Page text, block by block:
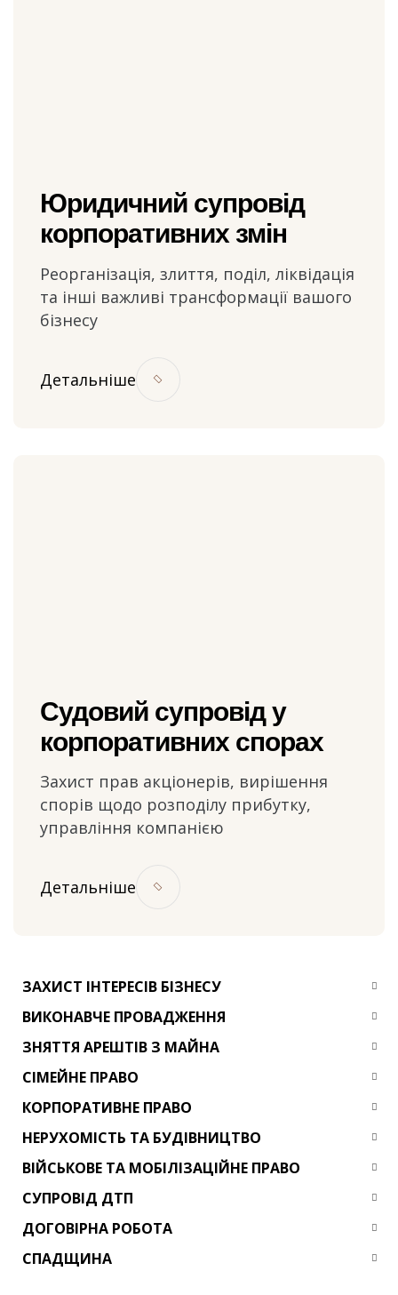
Юридичний супровід
корпоративних змін
Реорганізація, злиття, поділ, ліквідація
та інші важливі трансформації вашого
бізнесу
Детальніше
Судовий супровід у
корпоративних спорах
Захист прав акціонерів, вирішення
спорів щодо розподілу прибутку,
управління компанією
Детальніше
ЗАХИСТ ІНТЕРЕСІВ БІЗНЕСУ
ВИКОНАВЧЕ ПРОВАДЖЕННЯ
ЗНЯТТЯ АРЕШТІВ З МАЙНА
СІМЕЙНЕ ПРАВО
КОРПОРАТИВНЕ ПРАВО
НЕРУХОМІСТЬ ТА БУДІВНИЦТВО
ВІЙСЬКОВЕ ТА МОБІЛІЗАЦІЙНЕ ПРАВО
СУПРОВІД ДТП
ДОГОВІРНА РОБОТА
СПАДЩИНА